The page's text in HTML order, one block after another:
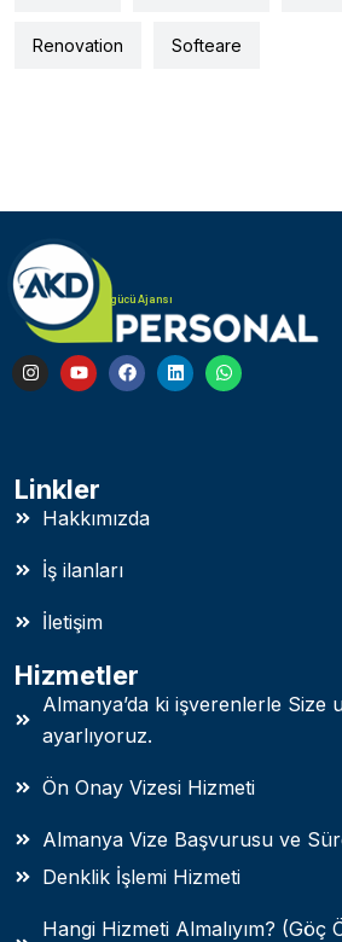
Renovation Softeare
Türk Alman iş gücü Ajansı
Linkler
Hakkımızda
İş ilanları
İletişim
Hizmetler
Almanya’da ki işverenlerle Size
ayarlıyoruz.
Ön Onay Vizesi Hizmeti
Almanya Vize Başvurusu ve
Denklik İşlemi Hizmeti
Hangi Hizmeti Almalıyım? (Göç